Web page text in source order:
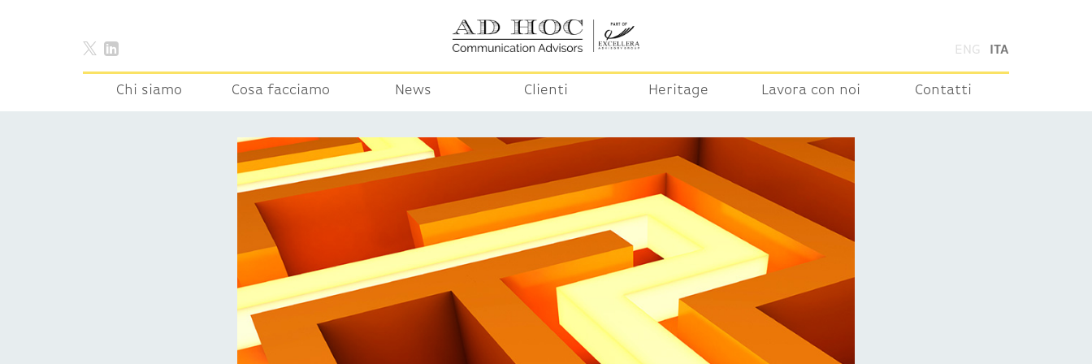
ENG ITA
Chi siamo Cosa facciamo News Clienti Heritage Lavora con noi Contatti